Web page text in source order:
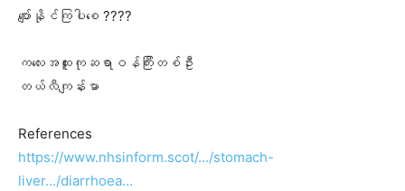
ပျော်နိုင်ကြပါ​စေ ????
ကလေးအထူးကုဆရာဝန်ကြီးတစ်ဦး
တယ်လီကျန်းမာ
References
https://www.nhsinform.scot/…/stomach-
liver…/diarrhoea…